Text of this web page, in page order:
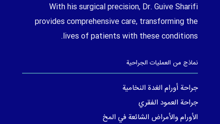
With his surgical precision, Dr. Guive Sharifi
provides comprehensive care, transforming the
lives of patients with these conditions.
نماذج من العمليات الجراحية
جراحة أورام الغدة النخامية
جراحة العمود الفقري
الأورام والأمراض الشائعة في المخ